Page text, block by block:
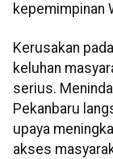
kepemimpinan
Kerusakan
keluhan
serius.
Pekanbaru
upaya
akses